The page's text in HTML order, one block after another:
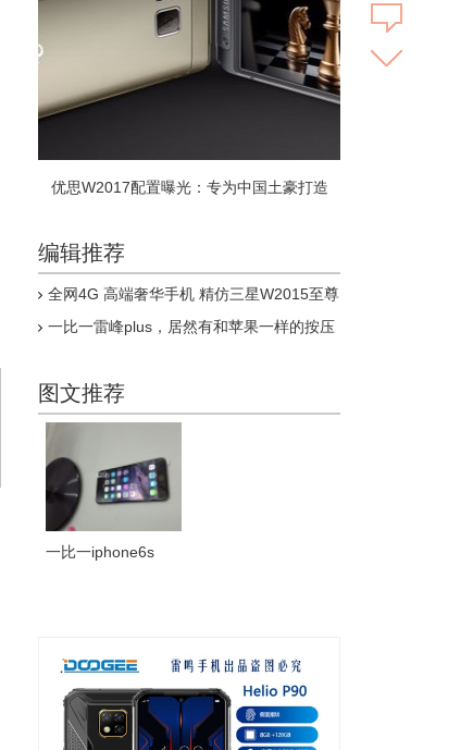
优思W2017配置曝光：专为中国土豪打造
编辑推荐
全网4G 高端奢华手机 精仿三星W2015至尊
一比一雷峰plus，居然有和苹果一样的按压
图文推荐
一比一iphone6s